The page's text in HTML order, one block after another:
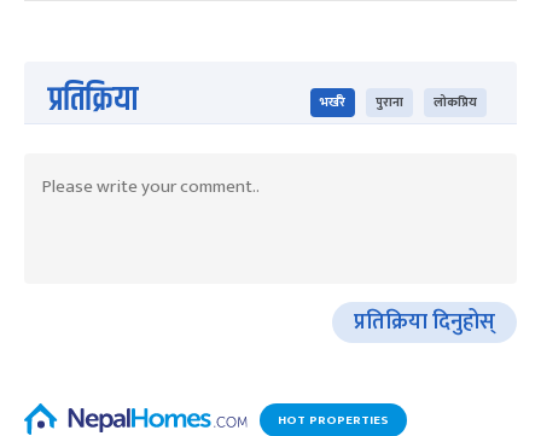
प्रतिक्रिया भर्खरै पुराना लोकप्रिय
प्रतिक्रिया दिनुहोस्
HOT PROPERTIES